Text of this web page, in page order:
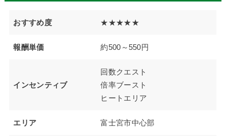
おすすめ度 ★★★★★
報酬単価 約500～550円
インセンティブ
回数クエスト
倍率ブースト
ヒートエリア
エリア 富士宮市中心部